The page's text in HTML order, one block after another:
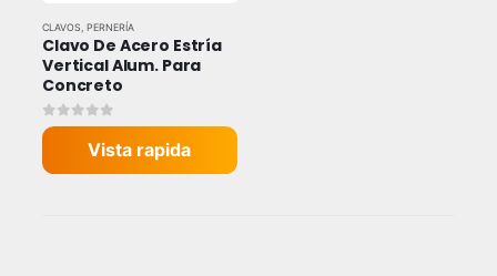
CLAVOS PERNERÍA
Clavo De Acero Estría
Vertical Alum. Para
Concreto
0out of 5
Vista rapida